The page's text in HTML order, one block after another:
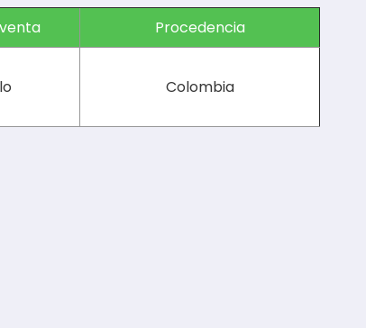
Procedencia
Colombia